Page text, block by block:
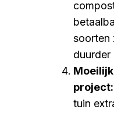
soorten
duurder
project:
tuin